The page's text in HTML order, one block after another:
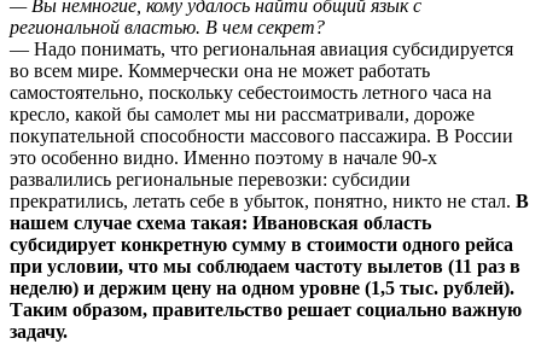
— Вы немногие, кому удалось найти общий язык с
региональной властью. В чем секрет?
— Надо понимать, что региональная авиация субсидируется
во всем мире. Коммерчески она не может работать
самостоятельно, поскольку себестоимость летного часа на
кресло, какой бы самолет мы ни рассматривали, дороже
покупательной способности массового пассажира. В России
это особенно видно. Именно поэтому в начале 90-х
развалились региональные перевозки: субсидии
прекратились, летать себе в убыток, понятно, никто не стал. В
нашем случае схема такая: Ивановская область
субсидирует конкретную сумму в стоимости одного рейса
при условии, что мы соблюдаем частоту вылетов (11 раз в
неделю) и держим цену на одном уровне (1,5 тыс. рублей).
Таким образом, правительство решает социально важную
задачу.